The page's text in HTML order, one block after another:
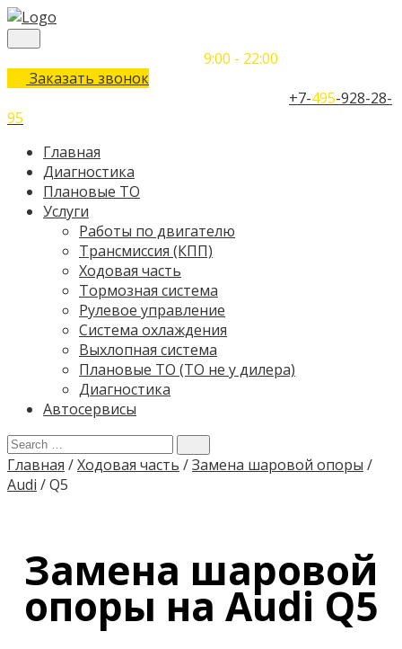
9:00 - 22:00
Заказать звонок
+7-495-928-28-
95
Главная
Диагностика
Плановые ТО
Услуги
Работы по двигателю
Трансмиссия (КПП)
Ходовая часть
Тормозная система
Рулевое управление
Система охлаждения
Выхлопная система
Плановые ТО (ТО не у дилера)
Диагностика
Автосервисы
Главная /Ходовая часть /Замена шаровой опоры /
Audi /Q5
Замена шаровой
опоры на Audi Q5